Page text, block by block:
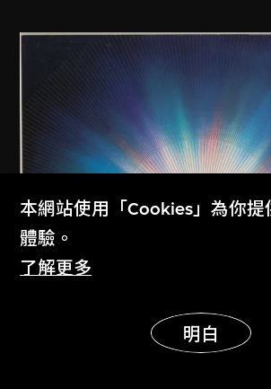
本網站使用「Cookies」為你提
體驗。
了解更多
明白
展示更多